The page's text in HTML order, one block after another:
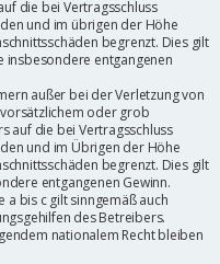
die bei Vertragsschluss
und im übrigen der Höhe
begrenzt. Dies gilt
insbesondere entgangenen
außer bei der Verletzung von
oder grob
auf die bei Vertragsschluss
und im Übrigen der Höhe
begrenzt. Dies gilt
entgangenen Gewinn.
a bis c gilt sinngemäß auch
des Betreibers.
nationalem Recht bleiben